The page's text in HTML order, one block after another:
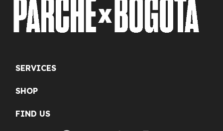
SERVICES
SHOP
FIND US